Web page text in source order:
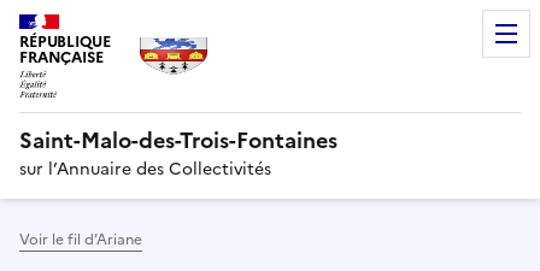
RÉPUBLIQUE
FRANÇAISE
Saint-Malo-des-Trois-Fontaines
sur l’Annuaire des Collectivités
Voir le fil d’Ariane